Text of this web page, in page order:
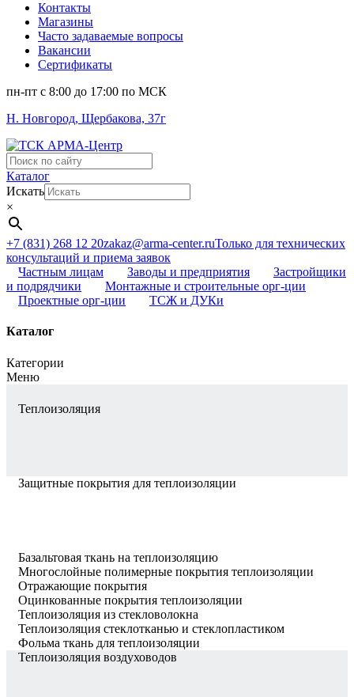
Контакты
Магазины
Часто задаваемые вопросы
Вакансии
Сертификаты
пн-пт c 8:00 до 17:00 по МСК
Н. Новгород, Щербакова, 37г
Поиск
...
Каталог
Искать
×
+7 (831) 268 12 20zakaz@arma-center.ruТолько для технических
консультаций и приема заявок
Частным лицам
Заводы и предприятия
Застройщики
и подрядчики
Монтажные и строительные орг-ции
Проектные орг-ции
ТСЖ и ДУКи
Каталог
Категории
Меню
Теплоизоляция
Защитные покрытия для теплоизоляции
Базальтовая ткань на теплоизоляцию
Многослойные полимерные покрытия теплоизоляции
Отражающие покрытия
Оцинкованные покрытия теплоизоляции
Теплоизоляция из стекловолокна
Теплоизоляция стеклотканью и стеклопластиком
Фольма ткань для теплоизоляции
Теплоизоляция воздуховодов